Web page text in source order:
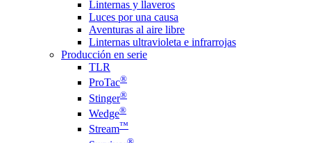
Linternas y llaveros
Luces por una causa
Aventuras al aire libre
Linternas ultravioleta e infrarrojas
Producción en serie
TLR
ProTac®
Stinger®
Wedge®
Stream™
®